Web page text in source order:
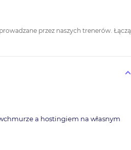
przez naszych trenerów. Łączą
a hostingiem na własnym